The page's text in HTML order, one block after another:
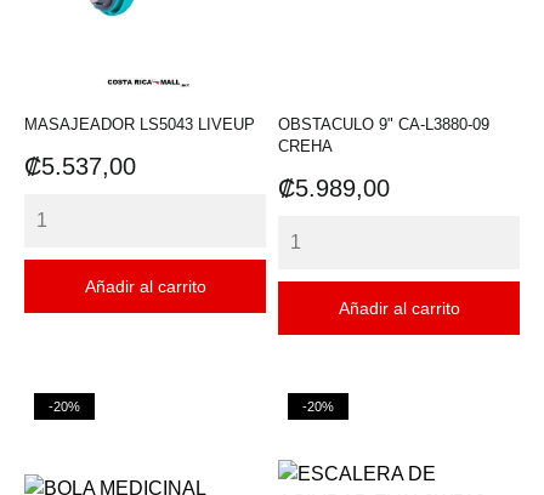
MASAJEADOR LS5043 LIVEUP
Precio
₡5.537,00
Añadir al carrito
OBSTACULO 9" CA-L3880-09
CREHA
Precio
₡5.989,00
Añadir al carrito
-20% -20%